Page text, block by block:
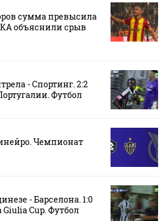
сумма превысила
объяснили срыв
- Спортинг. 2:2
Футбол
Чемпионат
- Барселона. 1:0
Cup. Футбол